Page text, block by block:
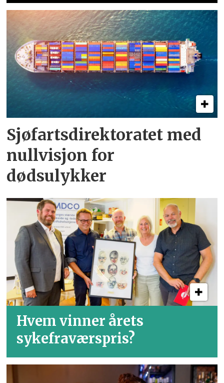
Sjøfartsdirektoratet med
nullvisjon for
dødsulykker
Hvem vinner årets
sykefraværspris?